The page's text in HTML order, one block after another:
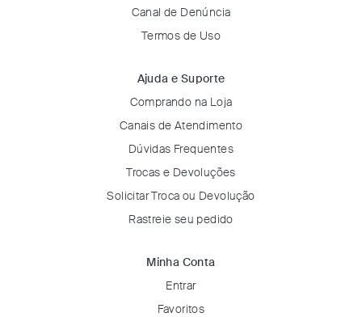
Canal de Denúncia
Termos de Uso
Ajuda e Suporte
Comprando na Loja
Canais de Atendimento
Dúvidas Frequentes
Trocas e Devoluções
Solicitar Troca ou Devolução
Rastreie seu pedido
Minha Conta
Entrar
Favoritos